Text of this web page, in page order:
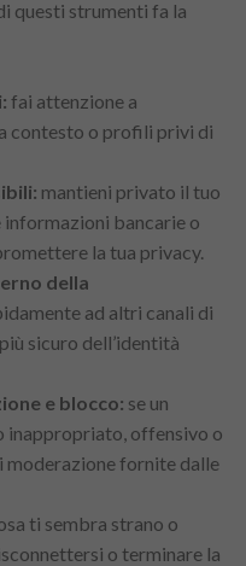
questi strumenti fa la
fai attenzione a
contesto o profili privi di
mantieni privato il tuo
bancarie o
la tua privacy.
della
ad altri canali di
sicuro dell’identità
e blocco: se un
inappropriato, offensivo o
moderazione fornite dalle
ti sembra strano o
o terminare la